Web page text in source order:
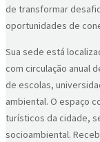
de transformar
oportunidades de
Sua sede está
com circulação anual
de escolas,
ambiental. O espaço
turísticos da cidade,
socioambiental.